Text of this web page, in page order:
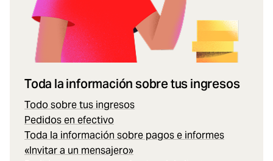
Toda la información sobre tus ingresos
Todo sobre tus ingresos
Pedidos en efectivo
Toda la información sobre pagos e informes
«Invitar a un mensajero»